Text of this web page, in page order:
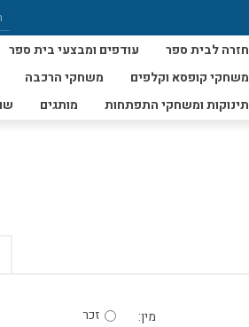
חזרה לבית ספר עודפים ומבצעי בית ספר
משחקי קופסא וקלפים
משחקי הרכבה
תינוקות ומשחקי התפתחות
מותגים
מין: זכר